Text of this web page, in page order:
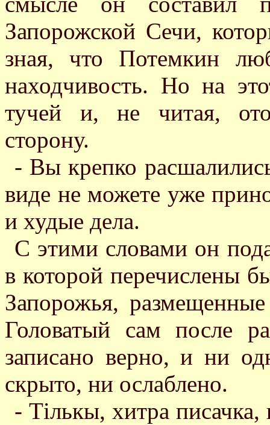
Запорожской Сечи,
зная, что Потемкин
находчивость. Но на
тучей и, не читая,
сторону.
- Вы крепко
виде не можете уже
и худые дела.
С этими словами он
в которой перечислены
Запорожья,
Головатый сам после
записано верно, и ни
скрыто, ни ослаблено.
- Тiлькы, хитра